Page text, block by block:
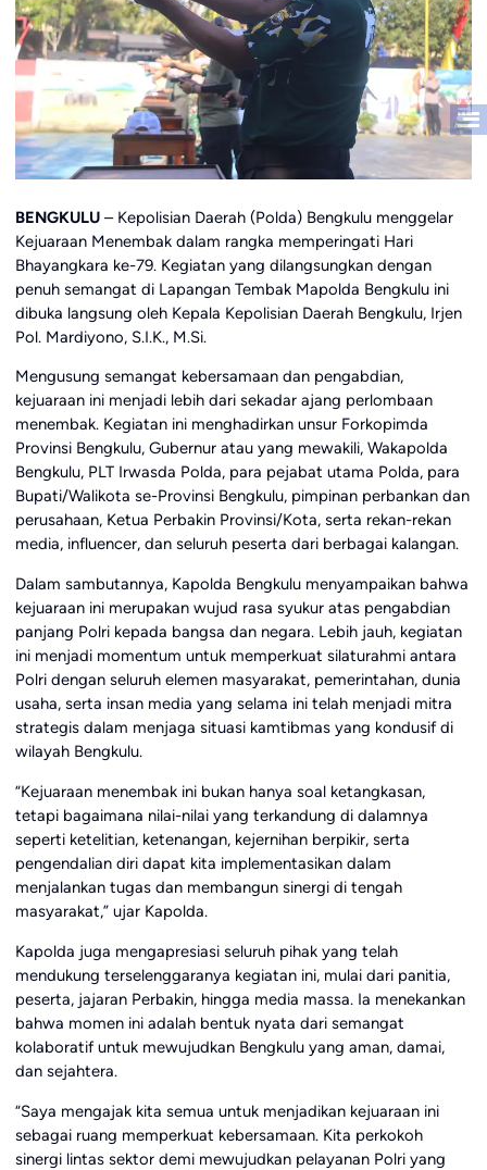
BENGKULU– Kepolisian Daerah (Polda) Bengkulu menggelar
Kejuaraan Menembak dalam rangka memperingati Hari
Bhayangkara ke-79. Kegiatan yang dilangsungkan dengan
penuh semangat di Lapangan Tembak Mapolda Bengkulu ini
dibuka langsung oleh Kepala Kepolisian Daerah Bengkulu, Irjen
Pol. Mardiyono, S.I.K., M.Si.
Mengusung semangat kebersamaan dan pengabdian,
kejuaraan ini menjadi lebih dari sekadar ajang perlombaan
menembak. Kegiatan ini menghadirkan unsur Forkopimda
Provinsi Bengkulu, Gubernur atau yang mewakili, Wakapolda
Bengkulu, PLT Irwasda Polda, para pejabat utama Polda, para
Bupati/Walikota se-Provinsi Bengkulu, pimpinan perbankan dan
perusahaan, Ketua Perbakin Provinsi/Kota, serta rekan-rekan
media, influencer, dan seluruh peserta dari berbagai kalangan.
Dalam sambutannya, Kapolda Bengkulu menyampaikan bahwa
kejuaraan ini merupakan wujud rasa syukur atas pengabdian
panjang Polri kepada bangsa dan negara. Lebih jauh, kegiatan
ini menjadi momentum untuk memperkuat silaturahmi antara
Polri dengan seluruh elemen masyarakat, pemerintahan, dunia
usaha, serta insan media yang selama ini telah menjadi mitra
strategis dalam menjaga situasi kamtibmas yang kondusif di
wilayah Bengkulu.
“Kejuaraan menembak ini bukan hanya soal ketangkasan,
tetapi bagaimana nilai-nilai yang terkandung di dalamnya
seperti ketelitian, ketenangan, kejernihan berpikir, serta
pengendalian diri dapat kita implementasikan dalam
menjalankan tugas dan membangun sinergi di tengah
masyarakat,” ujar Kapolda.
Kapolda juga mengapresiasi seluruh pihak yang telah
mendukung terselenggaranya kegiatan ini, mulai dari panitia,
peserta, jajaran Perbakin, hingga media massa. Ia menekankan
bahwa momen ini adalah bentuk nyata dari semangat
kolaboratif untuk mewujudkan Bengkulu yang aman, damai,
dan sejahtera.
“Saya mengajak kita semua untuk menjadikan kejuaraan ini
sebagai ruang memperkuat kebersamaan. Kita perkokoh
sinergi lintas sektor demi mewujudkan pelayanan Polri yang